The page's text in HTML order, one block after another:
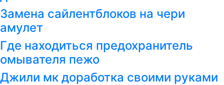
Замена сайлентблоков на чери
амулет
Где находиться предохранитель
омывателя пежо
Джили мк доработка своими руками